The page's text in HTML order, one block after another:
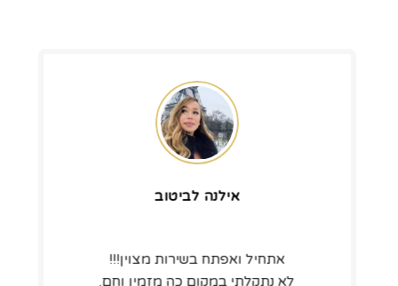
אילנה לביטוב
אתחיל ואפתח בשירות מצוין!!!
לא נתקלתי במקום כה מזמין וחם.